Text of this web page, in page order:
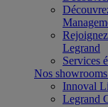
Legrand
Services
Nos
Innoval
Legrand